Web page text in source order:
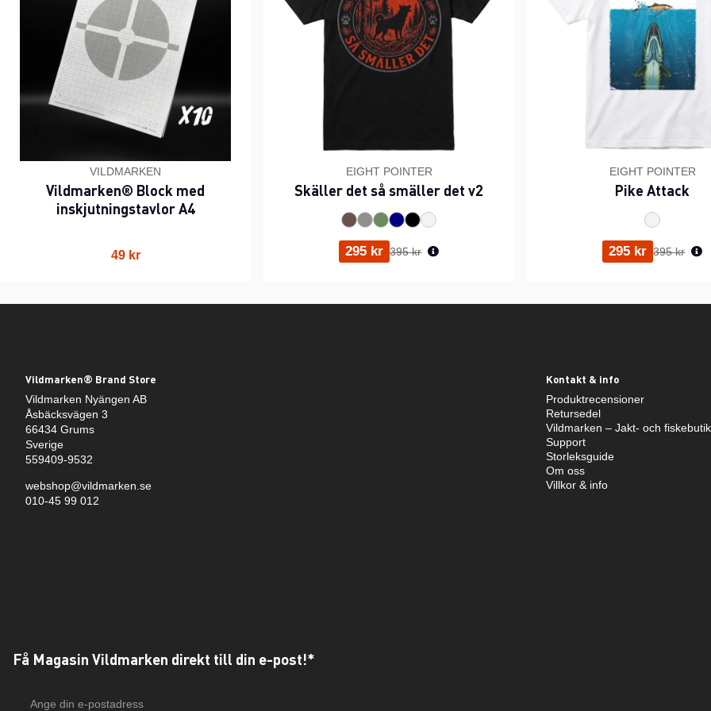
VILDMARKEN
Vildmarken® Block med
inskjutningstavlor A4
49 kr
EIGHT POINTER
Skäller det så smäller det v2
295 kr Ordinarie pris:
395 kr
EIGHT POINTER
Pike Attack
295 kr Ordinarie
395 kr
Vildmarken® Brand Store
Vildmarken Nyängen AB
Åsbäcksvägen 3
66434 Grums
Sverige
559409-9532
webshop@vildmarken.se
010-45 99 012
Kontakt & info
Produktrecensioner
Retursedel
Vildmarken – Jakt- och
Support
Storleksguide
Om oss
Villkor & info
Få Magasin Vildmarken direkt till din e-post!*
postadress